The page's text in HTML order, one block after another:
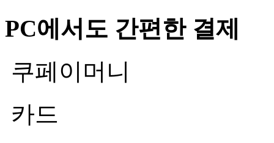
PC에서도 간편한 결제
쿠페이머니
카드